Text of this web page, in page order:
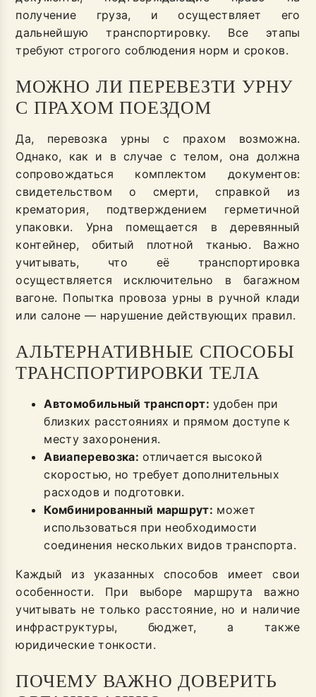
получение груза, и осуществляет его
дальнейшую транспортировку. Все этапы
требуют строгого соблюдения норм и сроков.
МОЖНО ЛИ ПЕРЕВЕЗТИ УРНУ
С ПРАХОМ ПОЕЗДОМ
Да, перевозка урны с прахом возможна.
Однако, как и в случае с телом, она должна
сопровождаться комплектом документов:
свидетельством о смерти, справкой из
крематория, подтверждением герметичной
упаковки. Урна помещается в деревянный
контейнер, обитый плотной тканью. Важно
учитывать, что её транспортировка
осуществляется исключительно в багажном
вагоне. Попытка провоза урны в ручной клади
или салоне — нарушение действующих правил.
АЛЬТЕРНАТИВНЫЕ СПОСОБЫ
ТРАНСПОРТИРОВКИ ТЕЛА
Автомобильный транспорт: удобен при
близких расстояниях и прямом доступе к
месту захоронения.
Авиаперевозка: отличается высокой
скоростью, но требует дополнительных
расходов и подготовки.
Комбинированный маршрут: может
использоваться при необходимости
соединения нескольких видов транспорта.
Каждый из указанных способов имеет свои
особенности. При выборе маршрута важно
учитывать не только расстояние, но и наличие
инфраструктуры, бюджет, а также
юридические тонкости.
ПОЧЕМУ ВАЖНО ДОВЕРИТЬ